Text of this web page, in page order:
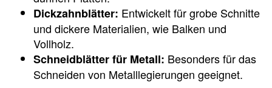
Dickzahnblätter: Entwickelt für grobe Schnitte
und dickere Materialien, wie Balken und
Vollholz.
Schneidblätter für Metall: Besonders für das
Schneiden von Metalllegierungen geeignet.